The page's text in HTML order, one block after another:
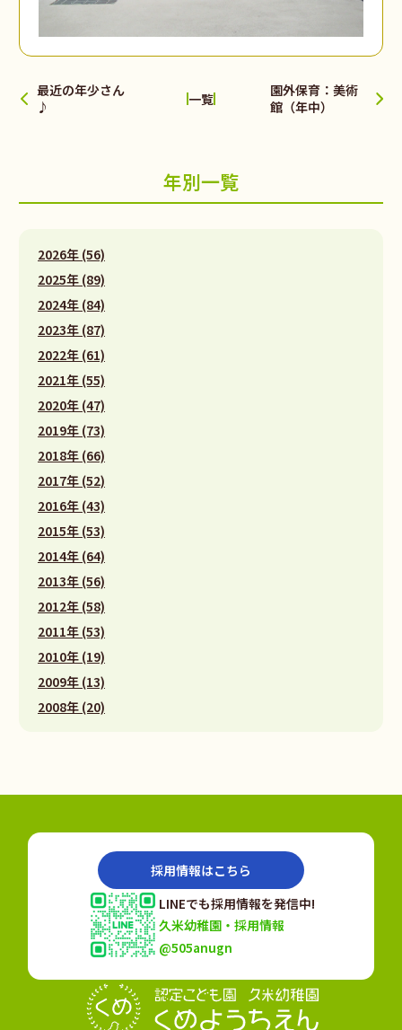
最近の年少さん
♪
一覧
園外保育：美術
館（年中）
年別一覧
2026年 (56)
2025年 (89)
2024年 (84)
2023年 (87)
2022年 (61)
2021年 (55)
2020年 (47)
2019年 (73)
2018年 (66)
2017年 (52)
2016年 (43)
2015年 (53)
2014年 (64)
2013年 (56)
2012年 (58)
2011年 (53)
2010年 (19)
2009年 (13)
2008年 (20)
採用情報はこちら
LINEでも採用情報を発信中!
久米幼稚園・採用情報
@505anugn